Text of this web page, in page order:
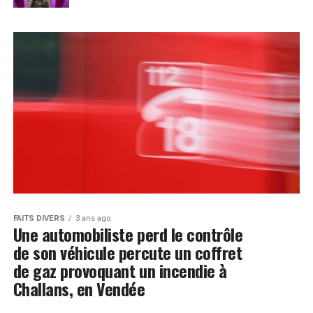
FAITS DIVERS 3 ans ago
Une automobiliste perd le contrôle
de son véhicule percute un coffret
de gaz provoquant un incendie à
Challans, en Vendée